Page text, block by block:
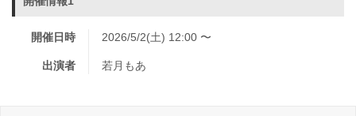
開催日時 2026/5/2(土) 12:00 〜
出演者 若月もあ